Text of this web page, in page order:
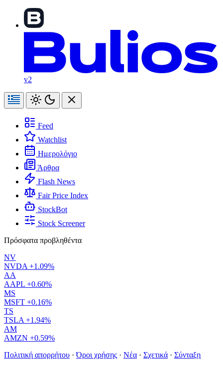
v2
Feed
Watchlist
Ημερολόγιο
Άρθρα
Flash News
Fair Price Index
StockBot
Stock Screener
Πρόσφατα προβληθέντα
NV
NVDA +1.09%
AA
AAPL +0.60%
MS
MSFT +0.16%
TS
TSLA +1.94%
AM
AMZN +0.59%
Πολιτική απορρήτου · Όροι χρήσης · Νέα · Σχετικά · Σύνταξη